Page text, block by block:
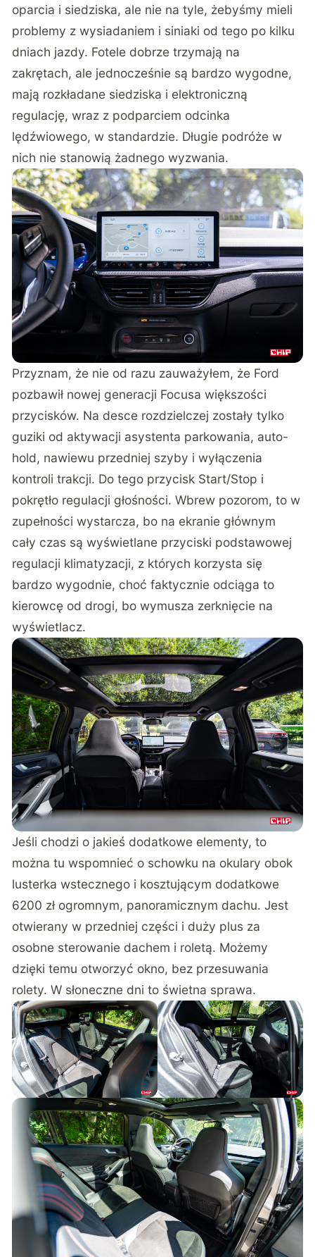
oparcia i siedziska, ale nie na tyle, żebyśmy mieli
problemy z wysiadaniem i siniaki od tego po kilku
dniach jazdy. Fotele dobrze trzymają na
zakrętach, ale jednocześnie są bardzo wygodne,
mają rozkładane siedziska i elektroniczną
regulację, wraz z podparciem odcinka
lędźwiowego, w standardzie. Długie podróże w
nich nie stanowią żadnego wyzwania.
Przyznam, że nie od razu zauważyłem, że Ford
pozbawił nowej generacji Focusa większości
przycisków. Na desce rozdzielczej zostały tylko
guziki od aktywacji asystenta parkowania, auto-
hold, nawiewu przedniej szyby i wyłączenia
kontroli trakcji. Do tego przycisk Start/Stop i
pokrętło regulacji głośności. Wbrew pozorom, to w
zupełności wystarcza, bo na ekranie głównym
cały czas są wyświetlane przyciski podstawowej
regulacji klimatyzacji, z których korzysta się
bardzo wygodnie, choć faktycznie odciąga to
kierowcę od drogi, bo wymusza zerknięcie na
wyświetlacz.
Jeśli chodzi o jakieś dodatkowe elementy, to
można tu wspomnieć o schowku na okulary obok
lusterka wstecznego i kosztującym dodatkowe
6200 zł ogromnym, panoramicznym dachu. Jest
otwierany w przedniej części i duży plus za
osobne sterowanie dachem i roletą. Możemy
dzięki temu otworzyć okno, bez przesuwania
rolety. W słoneczne dni to świetna sprawa.